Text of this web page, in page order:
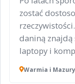
zostać
daniną
laptopy i
Warmia i Mazury